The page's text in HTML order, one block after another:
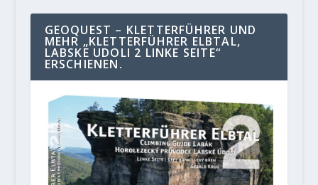
GEOQUEST – KLETTERFÜHRER UND
MEHR „KLETTERFÜHRER ELBTAL,
LABSKE UDOLI 2 LINKE SEITE“
ERSCHIENEN.